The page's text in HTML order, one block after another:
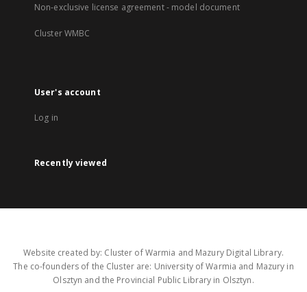
Non-exclusive license agreement - model document
Cluster WMBC
User's account
Log in
Recently viewed
Website created by: Cluster of Warmia and Mazury Digital Library.
The co-founders of the Cluster are: University of Warmia and Mazury in
Olsztyn and the Provincial Public Library in Olsztyn.